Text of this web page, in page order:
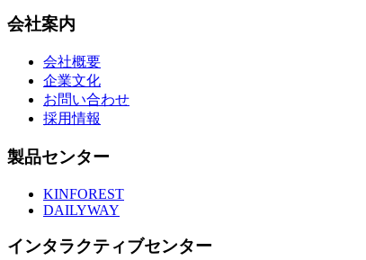
会社案内
会社概要
企業文化
お問い合わせ
採用情報
製品センター
KINFOREST
DAILYWAY
インタラクティブセンター